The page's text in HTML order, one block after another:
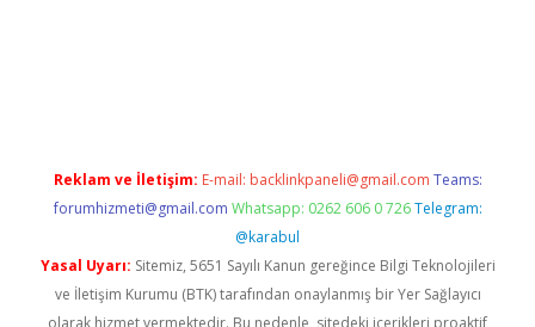
Reklam ve İletişim: E-mail: backlinkpaneli@gmail.com Teams:
forumhizmeti@gmail.com Whatsapp: 0262 606 0 726 Telegram:
@karabul
Yasal Uyarı: Sitemiz, 5651 Sayılı Kanun gereğince Bilgi Teknolojileri
ve İletişim Kurumu (BTK) tarafından onaylanmış bir Yer Sağlayıcı
olarak hizmet vermektedir. Bu nedenle, sitedeki içerikleri proaktif